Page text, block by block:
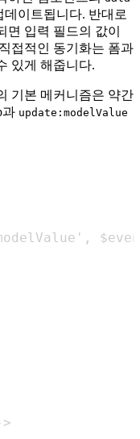
이트됩니다. 반대로
입력 필드의 값이
접적인 동기화는 폼과
있게 해줍니다.
기본 메커니즘은 약간
과 update:modelValue